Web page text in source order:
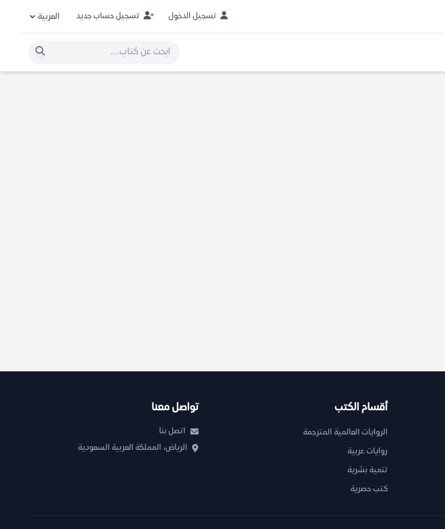
تسجيل الدخول تسجيل حساب جديد
أقسام الكتب
الروايات العالمية المترجمة
روايات عربية
تنمية بشرية
كتب حصرية
تواصل معنا
اتصل بنا
الرياض، المملكة العربية السعودية